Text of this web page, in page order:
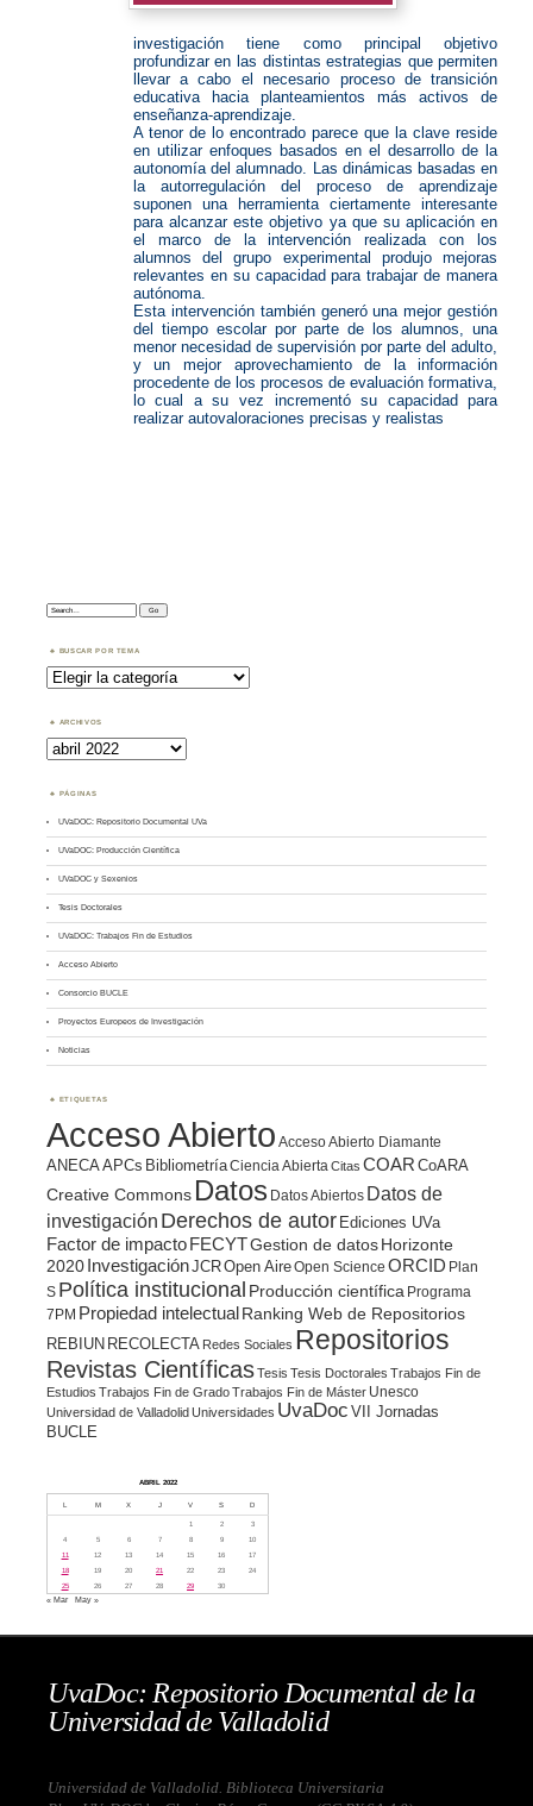
investigación tiene como principal objetivo
profundizar en las distintas estrategias que permiten
llevar a cabo el necesario proceso de transición
educativa hacia planteamientos más activos de
enseñanza-aprendizaje.
A tenor de lo encontrado parece que la clave reside
en utilizar enfoques basados en el desarrollo de la
autonomía del alumnado. Las dinámicas basadas en
la autorregulación del proceso de aprendizaje
suponen una herramienta ciertamente interesante
para alcanzar este objetivo ya que su aplicación en
el marco de la intervención realizada con los
alumnos del grupo experimental produjo mejoras
relevantes en su capacidad para trabajar de manera
autónoma.
Esta intervención también generó una mejor gestión
del tiempo escolar por parte de los alumnos, una
menor necesidad de supervisión por parte del adulto,
y un mejor aprovechamiento de la información
procedente de los procesos de evaluación formativa,
lo cual a su vez incrementó su capacidad para
realizar autovaloraciones precisas y realistas
Search:
BUSCAR POR TEMA
Buscar
por
Tema
ARCHIVOS
Archivos
PÁGINAS
UVaDOC: Repositorio Documental UVa
UVaDOC: Producción Científica
UVaDOC y Sexenios
Tesis Doctorales
UVaDOC: Trabajos Fin de Estudios
Acceso Abierto
Consorcio BUCLE
Proyectos Europeos de Investigación
Noticias
ETIQUETAS
Acceso Abierto Acceso Abierto Diamante
ANECAAPCs BibliometríaCiencia Abierta Citas COAR CoARA
Creative Commons Datos Datos Abiertos Datos de
investigación Derechos de autor Ediciones UVa
Factor de impacto FECYTGestion de datosHorizonte
2020 InvestigaciónJCROpen AireOpen Science ORCID Plan
S Política institucional Producción científica Programa
7PM Propiedad intelectualRanking Web de Repositorios
REBIUN RECOLECTA Redes Sociales Repositorios
Revistas CientíficasTesis Tesis Doctorales Trabajos Fin de
Estudios Trabajos Fin de GradoTrabajos Fin de Máster Unesco
Universidad de ValladolidUniversidades UvaDoc VII Jornadas
BUCLE
ABRIL 2022
L M X J V S D
1 2
3
4
5 6 7 8 9
10
11
12 13 14 15 16
17
18
19 20 21 22 23
24
25
26 27 28 29 30
« Mar May »
UvaDoc: Repositorio Documental de la
Universidad de Valladolid
Universidad de Valladolid. Biblioteca Universitaria